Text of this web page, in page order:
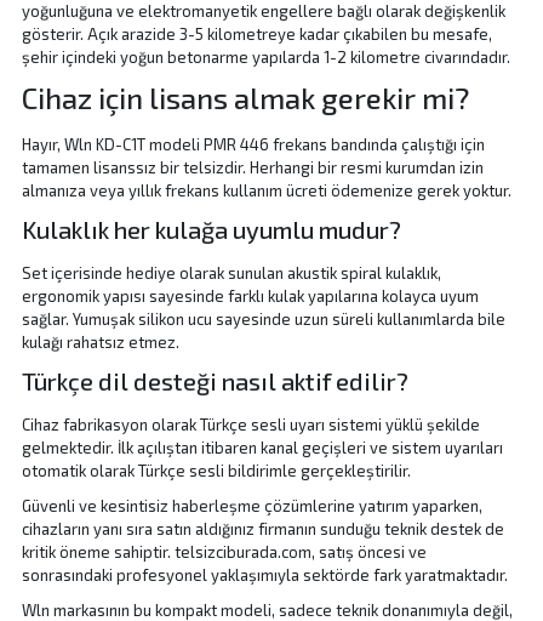
yoğunluğuna ve elektromanyetik engellere bağlı olarak değişkenlik
gösterir. Açık arazide 3-5 kilometreye kadar çıkabilen bu mesafe,
şehir içindeki yoğun betonarme yapılarda 1-2 kilometre civarındadır.
Cihaz için lisans almak gerekir mi?
Hayır, Wln KD-C1T modeli PMR 446 frekans bandında çalıştığı için
tamamen lisanssız bir telsizdir. Herhangi bir resmi kurumdan izin
almanıza veya yıllık frekans kullanım ücreti ödemenize gerek yoktur.
Kulaklık her kulağa uyumlu mudur?
Set içerisinde hediye olarak sunulan akustik spiral kulaklık,
ergonomik yapısı sayesinde farklı kulak yapılarına kolayca uyum
sağlar. Yumuşak silikon ucu sayesinde uzun süreli kullanımlarda bile
kulağı rahatsız etmez.
Türkçe dil desteği nasıl aktif edilir?
Cihaz fabrikasyon olarak Türkçe sesli uyarı sistemi yüklü şekilde
gelmektedir. İlk açılıştan itibaren kanal geçişleri ve sistem uyarıları
otomatik olarak Türkçe sesli bildirimle gerçekleştirilir.
Güvenli ve kesintisiz haberleşme çözümlerine yatırım yaparken,
cihazların yanı sıra satın aldığınız firmanın sunduğu teknik destek de
kritik öneme sahiptir. telsizciburada.com, satış öncesi ve
sonrasındaki profesyonel yaklaşımıyla sektörde fark yaratmaktadır.
Wln markasının bu kompakt modeli, sadece teknik donanımıyla değil,